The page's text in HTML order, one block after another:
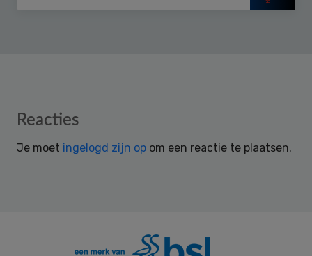
Reader
Reacties
Je moet ingelogd zijn op om een reactie te plaatsen.